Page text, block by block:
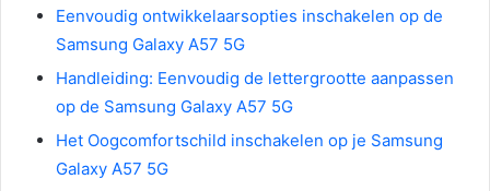
Eenvoudig ontwikkelaarsopties inschakelen op de
Samsung Galaxy A57 5G
Handleiding: Eenvoudig de lettergrootte aanpassen
op de Samsung Galaxy A57 5G
Het Oogcomfortschild inschakelen op je Samsung
Galaxy A57 5G